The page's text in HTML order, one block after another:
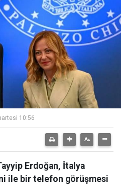
10:56
Erdoğan, İtalya
ile bir telefon görüşmesi